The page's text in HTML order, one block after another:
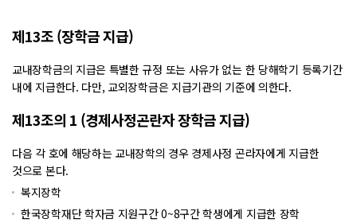
제13조 (장학금 지급)
교내장학금의 지급은 특별한 규정 또는 사유가 없는 한 당해학기 등록기간
내에 지급한다. 다만, 교외장학금은 지급기관의 기준에 의한다.
제13조의 1 (경제사정곤란자 장학금 지급)
다음 각 호에 해당하는 교내장학의 경우 경제사정 곤라자에게 지급한
것으로 본다.
복지장학
한국장학재단 학자금 지원구간 0~8구간 학생에게 지급한 장학